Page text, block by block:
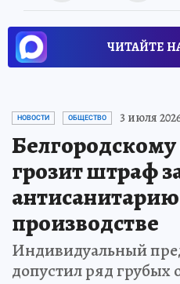
ЧИТАЙТЕ
НОВОСТИ ОБЩЕСТВО 3 июля
грозит штраф
производстве
Индивидуальный
допустил ряд грубых